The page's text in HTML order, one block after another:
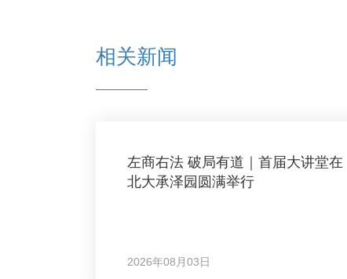
相关新闻
左商右法 破局有道｜首届大讲堂在
北大承泽园圆满举行
2026年08月03日